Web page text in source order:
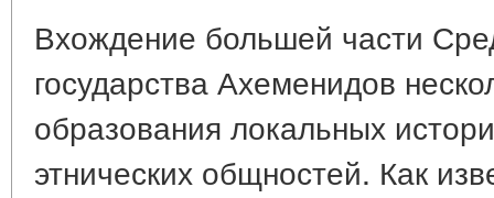
Вхождение большей части
государства Ахеменидов
образования локальных
этнических общностей. Как